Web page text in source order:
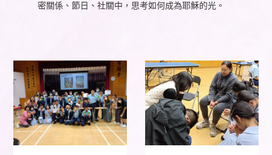
密關係、節日、社關中，思考如何成為耶穌的光。